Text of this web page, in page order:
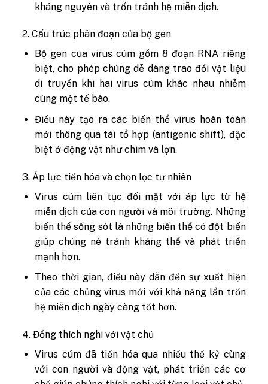
kháng nguyên và trốn tránh hệ miễn dịch.
2. Cấu trúc phân đoạn của bộ gen
Bộ gen của virus cúm gồm 8 đoạn RNA riêng
biệt, cho phép chúng dễ dàng trao đổi vật liệu
di truyền khi hai virus cúm khác nhau nhiễm
cùng một tế bào.
Điều này tạo ra các biến thể virus hoàn toàn
mới thông qua tái tổ hợp (antigenic shift), đặc
biệt ở động vật như chim và lợn.
3. Áp lực tiến hóa và chọn lọc tự nhiên
Virus cúm liên tục đối mặt với áp lực từ hệ
miễn dịch của con người và môi trường. Những
biến thể sống sót là những biến thể có đột biến
giúp chúng né tránh kháng thể và phát triển
mạnh hơn.
Theo thời gian, điều này dẫn đến sự xuất hiện
của các chủng virus mới với khả năng lẩn trốn
hệ miễn dịch ngày càng tốt hơn.
4. Đồng thích nghi với vật chủ
Virus cúm đã tiến hóa qua nhiều thế kỷ cùng
với con người và động vật, phát triển các cơ